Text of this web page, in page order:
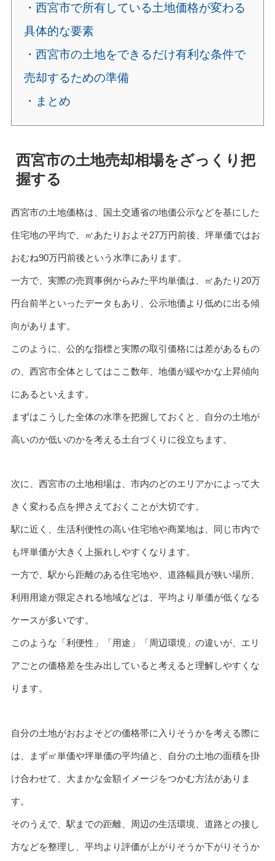
・西宮市で所有している土地価格が変わる
具体的な要素
・西宮市の土地をできるだけ有利な条件で
売却するための準備
・まとめ
西宮市の土地売却相場をざっくり把
握する
西宮市の土地価格は、国土交通省の地価公示などを基にした
住宅地の平均で、㎡あたりおよそ27万円前後、坪単価ではお
おむね90万円前後という水準にあります。
一方で、実際の売買事例からみた平均単価は、㎡あたり20万
円台前半といったデータもあり、公示地価より低めに出る傾
向があります。
このように、公的な指標と実際の取引価格には差があるもの
の、西宮市全体としてはここ数年、地価が緩やかな上昇傾向
にあるといえます。
まずはこうした全体の水準を把握しておくと、自分の土地が
高いのか低いのかを考える土台づくりに役立ちます。
次に、西宮市の土地相場は、市内のどのエリアかによって大
きく変わる点を押さえておくことが大切です。
駅に近く、生活利便性の高い住宅地や商業地は、同じ市内で
も坪単価が大きく上振れしやすくなります。
一方で、駅から距離のある住宅地や、道路幅員が狭い場所、
利用用途が限定される地域などは、平均より単価が低くなる
ケースが多いです。
このような「利便性」「用途」「周辺環境」の違いが、エリ
アごとの価格差を生み出していると考えると理解しやすくな
ります。
自分の土地がおおよそどの価格帯に入りそうかを考える際に
は、まず㎡単価や坪単価の平均値と、自分の土地の面積を掛
け合わせて、大まかな金額イメージをつかむ方法がありま
す。
そのうえで、駅までの距離、周辺の生活環境、道路との接し
方などを整理し、平均より評価が上がりそうか下がりそうか